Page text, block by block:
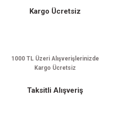
Kargo Ücretsiz
1000 TL Üzeri Alışverişlerinizde
Kargo Ücretsiz
Taksitli Alışveriş